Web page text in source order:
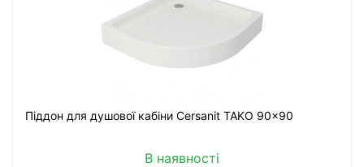
Піддон для душової кабіни Cersanit TAKO 90x90
В наявності